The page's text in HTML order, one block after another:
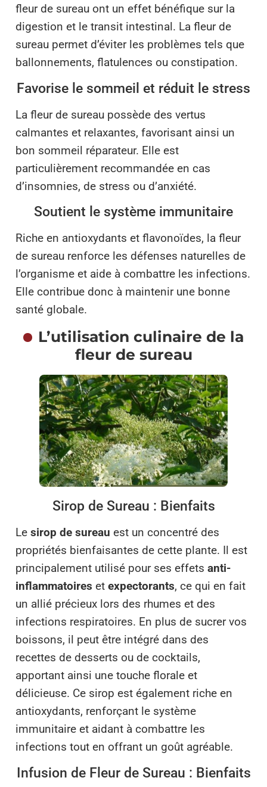
fleur de sureau ont un effet bénéfique sur la
digestion et le transit intestinal. La fleur de
sureau permet d’éviter les problèmes tels que
ballonnements, flatulences ou constipation.
Favorise le sommeil et réduit le stress
La fleur de sureau possède des vertus
calmantes et relaxantes, favorisant ainsi un
bon sommeil réparateur. Elle est
particulièrement recommandée en cas
d’insomnies, de stress ou d’anxiété.
Soutient le système immunitaire
Riche en antioxydants et flavonoïdes, la fleur
de sureau renforce les défenses naturelles de
l’organisme et aide à combattre les infections.
Elle contribue donc à maintenir une bonne
santé globale.
L’utilisation culinaire de la
fleur de sureau
Sirop de Sureau : Bienfaits
Le sirop de sureau est un concentré des
propriétés bienfaisantes de cette plante. Il est
principalement utilisé pour ses effets anti-
inflammatoires et expectorants, ce qui en fait
un allié précieux lors des rhumes et des
infections respiratoires. En plus de sucrer vos
boissons, il peut être intégré dans des
recettes de desserts ou de cocktails,
apportant ainsi une touche florale et
délicieuse. Ce sirop est également riche en
antioxydants, renforçant le système
immunitaire et aidant à combattre les
infections tout en offrant un goût agréable.
Infusion de Fleur de Sureau : Bienfaits